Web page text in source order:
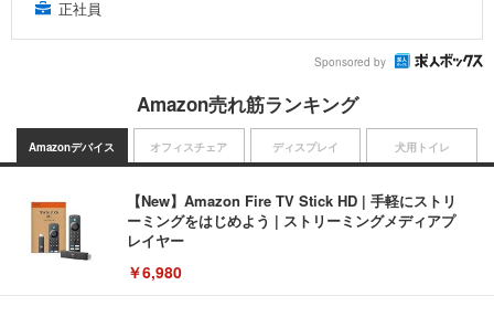
正社員
Sponsored by
Amazon売れ筋ランキング
Amazonデバイス
【New】Amazon Fire TV Stick HD | 手軽にストリ
ーミングをはじめよう | ストリーミングメディアプ
レイヤー
￥6,980
オフィスチェア ディスプレイ 犬用トイレ